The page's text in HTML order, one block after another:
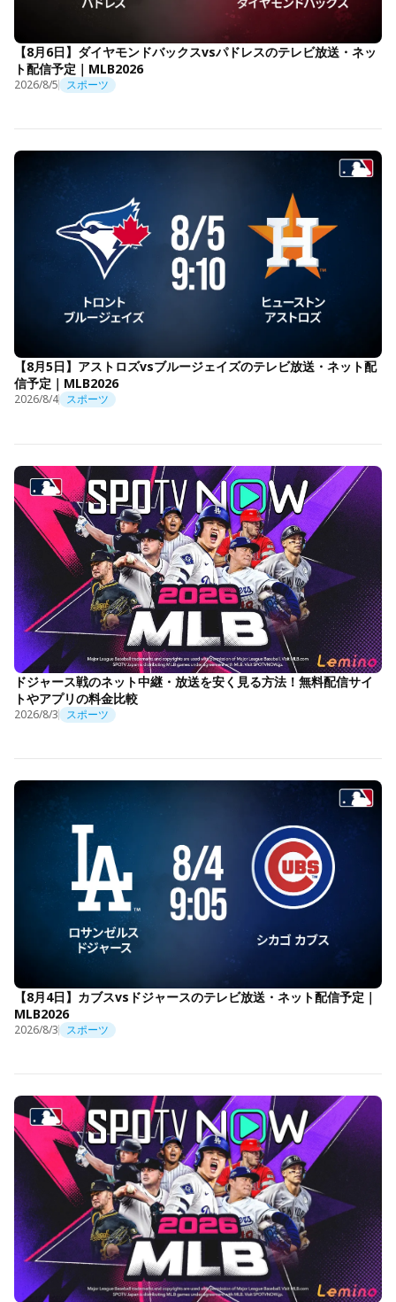
【8月6日】ダイヤモンドバックスvsパドレスのテレビ放送・ネッ
ト配信予定｜MLB2026
2026/8/5 スポーツ
【8月5日】アストロズvsブルージェイズのテレビ放送・ネット配
信予定｜MLB2026
2026/8/4 スポーツ
ドジャース戦のネット中継・放送を安く見る方法！無料配信サイ
トやアプリの料金比較
2026/8/3 スポーツ
【8月4日】カブスvsドジャースのテレビ放送・ネット配信予定｜
MLB2026
2026/8/3 スポーツ